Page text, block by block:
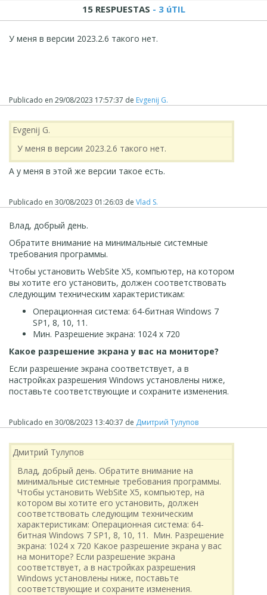
15 RESPUESTAS - 3 úTIL
У меня в версии 2023.2.6 такого нет.
Publicado en 29/08/2023 17:57:37 de Evgenij G.
Evgenij G.
У меня в версии 2023.2.6 такого нет.
А у меня в этой же версии такое есть.
Publicado en 30/08/2023 01:26:03 de Vlad S.
Влад, добрый день.
Обратите внимание на минимальные системные
требования программы.
Чтобы установить WebSite X5, компьютер, на котором
вы хотите его установить, должен соответствовать
следующим техническим характеристикам:
Операционная система: 64-битная Windows 7
SP1, 8, 10, 11.
Мин. Разрешение экрана: 1024 х 720
Какое разрешение экрана у вас на мониторе?
Если разрешение экрана соответствует, а в
настройках разрешения Windows установлены ниже,
поставьте соответствующие и сохраните изменения.
Publicado en 30/08/2023 13:40:37 de Дмитрий Тулупов
Дмитрий Тулупов
Влад, добрый день. Обратите внимание на
минимальные системные требования программы.
Чтобы установить WebSite X5, компьютер, на
котором вы хотите его установить, должен
соответствовать следующим техническим
характеристикам: Операционная система: 64-
битная Windows 7 SP1, 8, 10, 11. Мин. Разрешение
экрана: 1024 х 720 Какое разрешение экрана у вас
на мониторе? Если разрешение экрана
соответствует, а в настройках разрешения
Windows установлены ниже, поставьте
соответствующие и сохраните изменения.